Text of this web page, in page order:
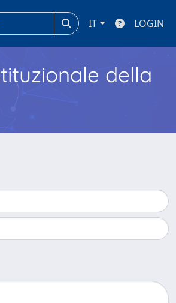
IT LOGIN
della